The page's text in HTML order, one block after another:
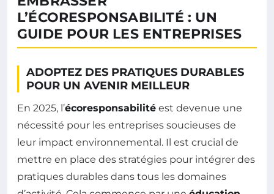
L’ÉCORESPONSABILITÉ : UN
GUIDE POUR LES ENTREPRISES
ADOPTEZ DES PRATIQUES DURABLES
POUR UN AVENIR MEILLEUR
En 2025, l’écoresponsabilité est devenue une
nécessité pour les entreprises soucieuses de
leur impact environnemental. Il est crucial de
mettre en place des stratégies pour intégrer des
pratiques durables dans tous les domaines